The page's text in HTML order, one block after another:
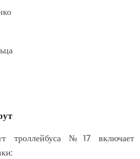
троллейбуса №17 включает